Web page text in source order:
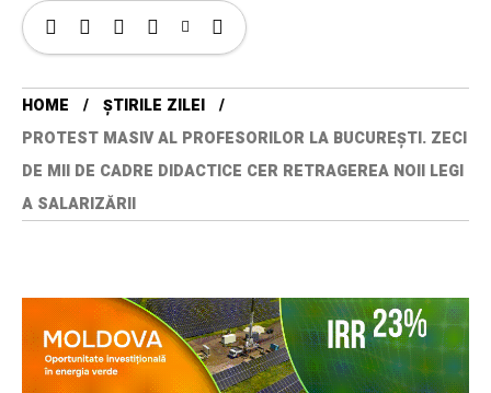
HOME
ȘTIRILE ZILEI
PROTEST MASIV AL PROFESORILOR LA BUCUREȘTI. ZECI
DE MII DE CADRE DIDACTICE CER RETRAGEREA NOII LEGI
A SALARIZĂRII